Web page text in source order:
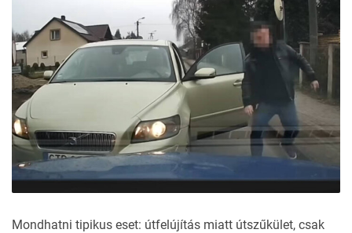
Mondhatni tipikus eset: útfelújítás miatt útszűkület, csak